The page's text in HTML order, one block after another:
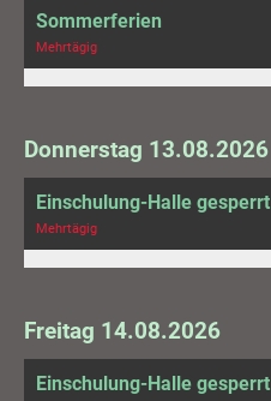
Sommerferien
Mehrtägig
Donnerstag 13.08.2026
Einschulung-Halle gesperrt
Mehrtägig
Freitag 14.08.2026
Einschulung-Halle gesperrt